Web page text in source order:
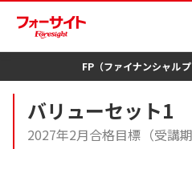
FP（ファイナンシャルプ
バリューセット1
2027年2月合格目標（受講